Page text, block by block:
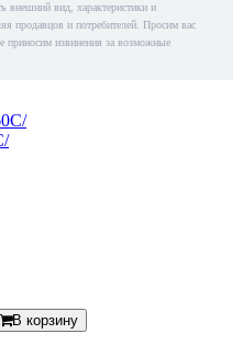
внешний вид, характеристики и
продавцов и потребителей. Просим вас
приносим извинения за возможные
В корзину